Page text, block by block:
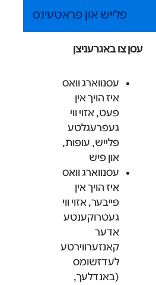
פלייש און פראטעינס
עסן צו באגרעניצן
עסנווארג וואס
איז הויך אין
פעט, אזוי ווי
געפרעגלטע
פלייש, עופות,
און פיש
עסנווארג וואס
איז הויך אין
פייבער, אזוי ווי
געטרוקענטע
אדער
קאנזערווירטע
לעדזשומס
(באנדלעך,